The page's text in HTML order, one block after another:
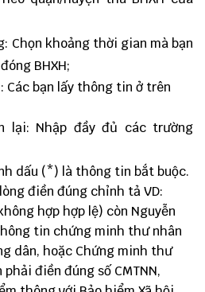
Chọn khoảng thời gian mà bạn
BHXH;
Các bạn lấy thông tin ở trên
lại: Nhập đầy đủ các trường
dấu (*) là thông tin bắt buộc.
điền đúng chỉnh tả VD:
hợp hợp lệ) còn Nguyễn
tin chứng minh thư nhân
dân, hoặc Chứng minh thư
điền đúng số CMTNN,